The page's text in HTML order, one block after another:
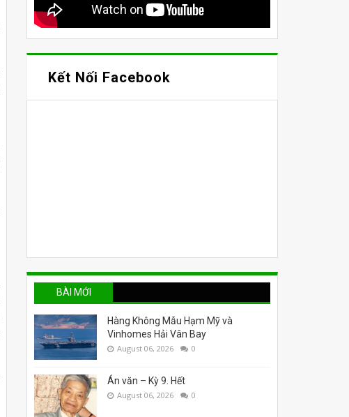
Kết Nối Facebook
BÀI MỚI
Hàng Không Mẫu Hạm Mỹ và
Vinhomes Hải Vân Bay
August 06, 2026 0
Án văn – Kỳ 9. Hết
August 06, 2026 0